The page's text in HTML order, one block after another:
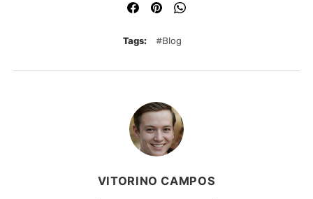
Tags: Blog
VITORINO CAMPOS